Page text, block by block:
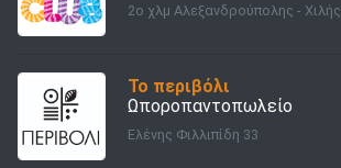
2o χλμ Αλεξανδρούπολης - Χιλής
Το περιβόλι
Ωποροπαντοπωλείο
Ελένης Φιλλιπίδη 33